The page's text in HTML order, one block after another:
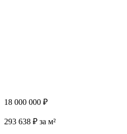
18 000 000 ₽
293 638 ₽ за м²